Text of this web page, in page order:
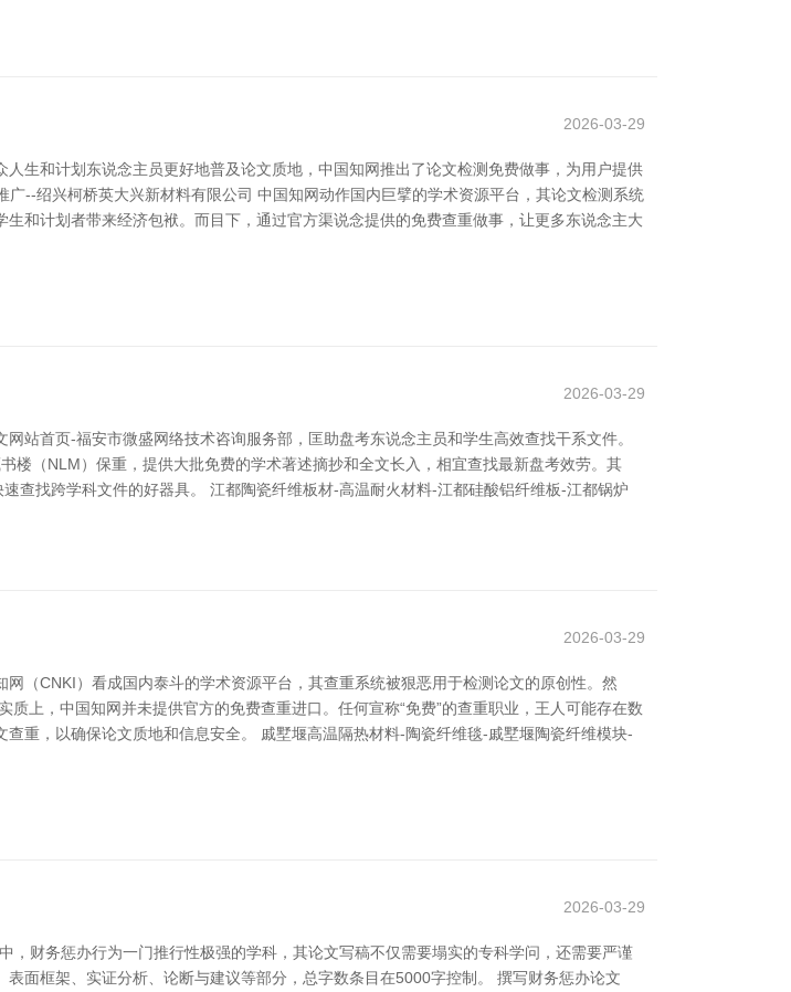
2026-03-29
生和计划东说念主员更好地普及论文质地，中国知网推出了论文检测免费做事，为用户提供
--绍兴柯桥英大兴新材料有限公司 中国知网动作国内巨擘的学术资源平台，其论文检测系统
和计划者带来经济包袱。而目下，通过官方渠说念提供的免费查重做事，让更多东说念主大
2026-03-29
站首页-福安市微盛网络技术咨询服务部，匡助盘考东说念主员和学生高效查找干系文件。
楼（NLM）保重，提供大批免费的学术著述摘抄和全文长入，相宜查找最新盘考效劳。其
查找跨学科文件的好器具。 江都陶瓷纤维板材-高温耐火材料-江都硅酸铝纤维板-江都锅炉
2026-03-29
（CNKI）看成国内泰斗的学术资源平台，其查重系统被狠恶用于检测论文的原创性。然
上，中国知网并未提供官方的免费查重进口。任何宣称“免费”的查重职业，王人可能存在数
重，以确保论文质地和信息安全。 戚墅堰高温隔热材料-陶瓷纤维毯-戚墅堰陶瓷纤维模块-
2026-03-29
财务惩办行为一门推行性极强的学科，其论文写稿不仅需要塌实的专科学问，还需要严谨
面框架、实证分析、论断与建议等部分，总字数条目在5000字控制。 撰写财务惩办论文